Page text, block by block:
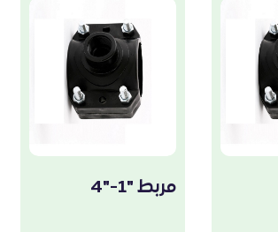
مربط "1-"4